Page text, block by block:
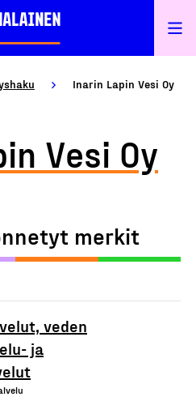
Inarin Lapin Vesi Oy
Vesi Oy
merkit
veden
ja